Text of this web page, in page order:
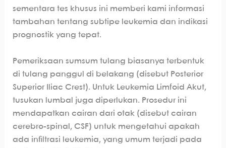
sementara tes khusus ini memberi kami informasi
tambahan tentang subtipe leukemia dan indikasi
prognostik yang tepat.
Pemeriksaan sumsum tulang biasanya terbentuk
di tulang panggul di belakang (disebut Posterior
Superior Iliac Crest). Untuk Leukemia Limfoid Akut,
tusukan lumbal juga diperlukan. Prosedur ini
mendapatkan cairan dari otak (disebut cairan
cerebro-spinal, CSF) untuk mengetahui apakah
ada infiltrasi leukemia, yang umum terjadi pada